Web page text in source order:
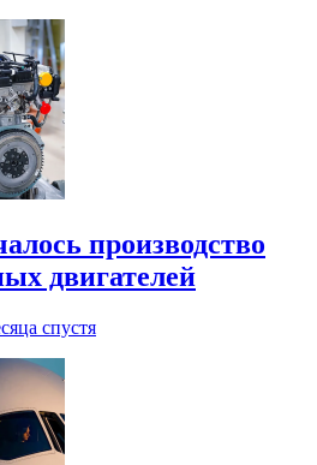
производство
двигателей
спустя